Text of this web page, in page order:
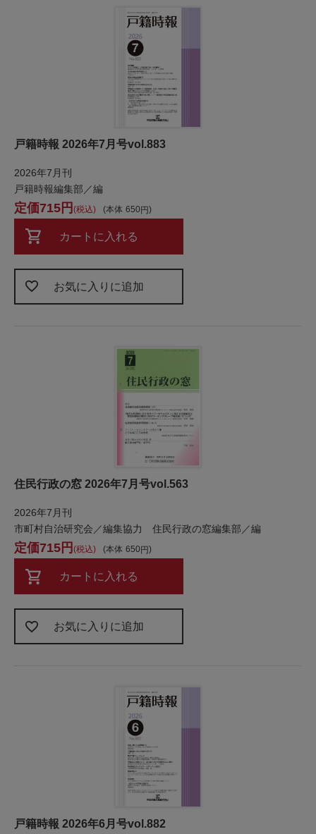
戸籍時報 2026年7月号vol.883
2026年7月刊
戸籍時報編集部／編
本体 650
715 税込
カートに入れる
お気に入りに追加
住民行政の窓 2026年7月号vol.563
2026年7月刊
市町村自治研究会／編集協力 住民行政の窓編集部／編
本体 650
715 税込
カートに入れる
お気に入りに追加
戸籍時報 2026年6月号vol.882